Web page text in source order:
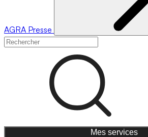
AGRA Presse
Mes services